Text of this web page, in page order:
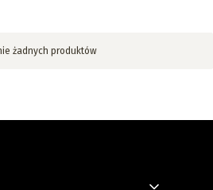
żadnych produktów